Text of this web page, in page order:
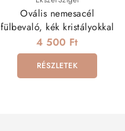
Ovális nemesacél
fülbevaló, kék kristályokkal
4 500 Ft
RÉSZLETEK